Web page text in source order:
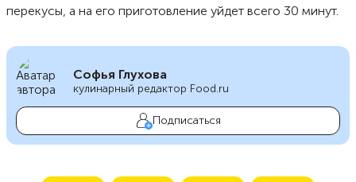
перекусы, а на его приготовление уйдет всего 30 минут.
Софья Глухова
кулинарный редактор Food.ru
Подписаться